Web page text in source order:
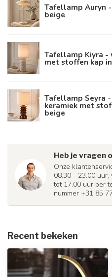
Tafellamp Auryn
beige
Tafellamp Kiyra -
met stoffen kap
Tafellamp Seyra
keramiek met
beige
Heb je vragen
Onze
08.30 - 23.00
tot 17.00 uur per
nummer +31 85
Recent bekeken